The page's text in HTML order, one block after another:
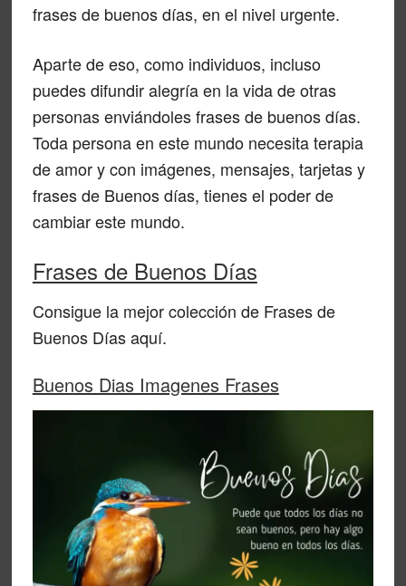
frases de buenos días, en el nivel urgente.
Aparte de eso, como individuos, incluso
puedes difundir alegría en la vida de otras
personas enviándoles frases de buenos días.
Toda persona en este mundo necesita terapia
de amor y con imágenes, mensajes, tarjetas y
frases de Buenos días, tienes el poder de
cambiar este mundo.
Frases de Buenos Días
Consigue la mejor colección de Frases de
Buenos Días aquí.
Buenos Dias Imagenes Frases